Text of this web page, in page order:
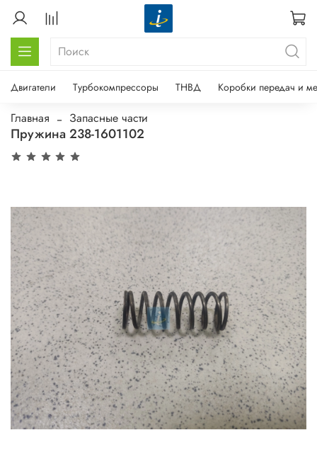
Двигатели Турбокомпрессоры ТНВД Коробки передач и
Главная Запасные части
Пружина 238-1601102